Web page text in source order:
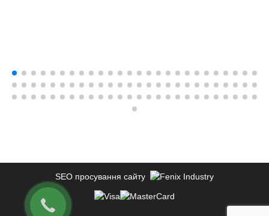
SEO просування сайту